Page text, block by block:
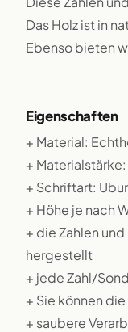
Das Holz ist in
Ebenso bieten
Eigenschaften
+ Material:
+
+ Schriftart:
+ Höhe je nach
+ die Zahlen
hergestellt
+ jede Zahl/
+ Sie können
+ saubere